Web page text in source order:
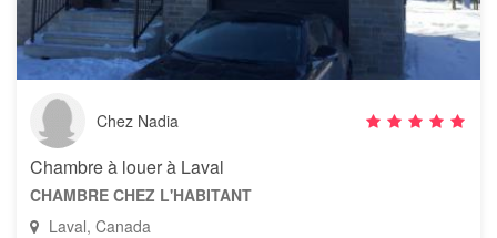
Chez Nadia
Chambre à louer à Laval
CHAMBRE CHEZ L'HABITANT
Laval, Canada